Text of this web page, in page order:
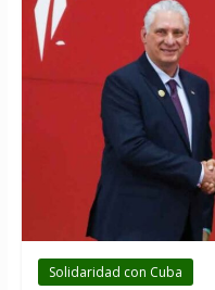
Solidaridad con Cuba